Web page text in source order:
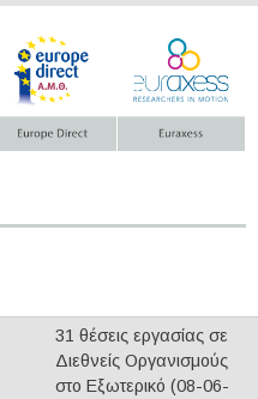
31 θέσεις εργασίας σε
Διεθνείς Οργανισμούς
στο Εξωτερικό (08-06-